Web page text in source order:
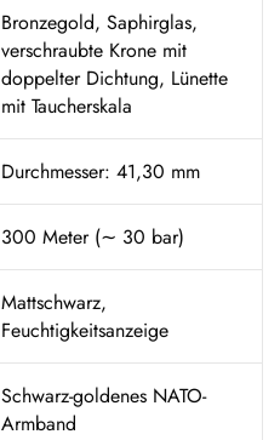
Bronzegold, Saphirglas,
verschraubte Krone mit
doppelter Dichtung, Lünette
mit Taucherskala
Durchmesser: 41,30 mm
300 Meter (∼ 30 bar)
Mattschwarz,
Feuchtigkeitsanzeige
Schwarz-goldenes NATO-
Armband